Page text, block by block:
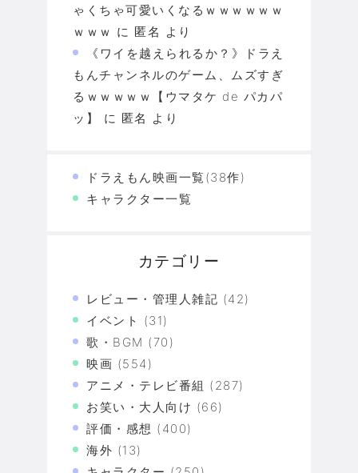
ゃくちゃ可愛いくなるｗｗｗｗｗｗ
ｗｗｗ に 匿名 より
《ワイを越えられるか？》ドラえ
もんチャンネルのゲーム、ムズすぎ
るｗｗｗｗｗ【ウマタケ de パカパ
ッ】
に 匿名 より
ドラえもん映画一覧(38作)
キャラクター一覧
カテゴリー
レビュー・管理人雑記 (42)
イベント (31)
歌・BGM (70)
映画 (554)
アニメ・テレビ番組 (287)
お笑い・大人向け (66)
評価・感想 (400)
海外 (13)